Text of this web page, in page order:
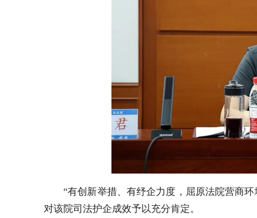
“有创新举措、有纾企力度，屈原法院营商
对该院司法护企成效予以充分肯定。